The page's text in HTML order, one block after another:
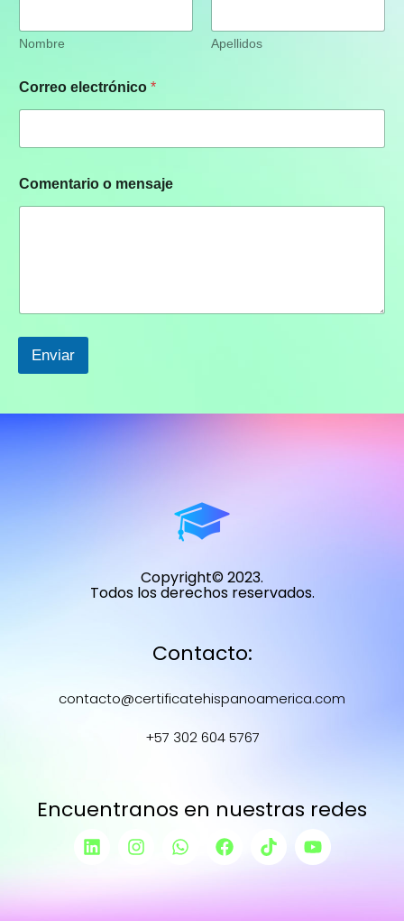
Nombre Apellidos
Correo electrónico *
Comentario o mensaje
Enviar
Copyright© 2023.
Todos los derechos reservados.
Contacto:
contacto@certificatehispanoamerica.com
+57 302 604 5767
Encuentranos en nuestras redes